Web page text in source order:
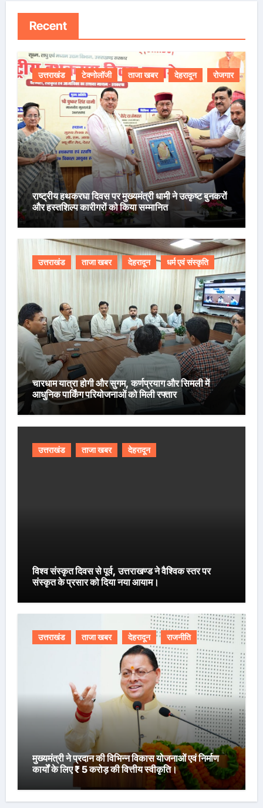
Recent
उत्तराखंड टेक्नोलॉजी ताजा खबर देहरादून रोजगार
राष्ट्रीय हथकरघा दिवस पर मुख्यमंत्री धामी ने उत्कृष्ट बुनकरों
और हस्तशिल्प कारीगरों को किया सम्मानित
उत्तराखंड ताजा खबर देहरादून धर्म एवं संस्कृति
चारधाम यात्रा होगी और सुगम, कर्णप्रयाग और सिमली में
आधुनिक पार्किंग परियोजनाओं को मिली रफ्तार
उत्तराखंड ताजा खबर देहरादून
विश्व संस्कृत दिवस से पूर्व, उत्तराखण्ड ने वैश्विक स्तर पर
संस्कृत के प्रसार को दिया नया आयाम।
उत्तराखंड ताजा खबर देहरादून राजनीति
मुख्यमंत्री ने प्रदान की विभिन्न विकास योजनाओं एवं निर्माण
कार्यों के लिए ₹ 5 करोड़ की वित्तीय स्वीकृति।